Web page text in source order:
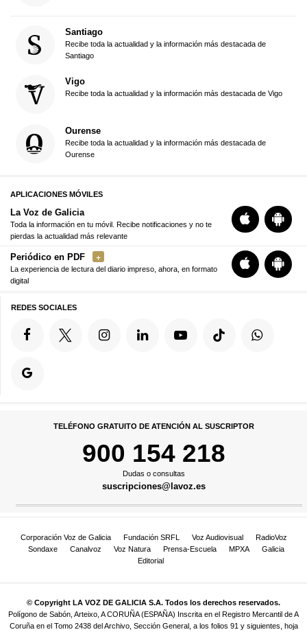
Santiago
Recibe toda la actualidad y la información más destacada de
Santiago
Vigo
Recibe toda la actualidad y la información más destacada de Vigo
Ourense
Recibe toda la actualidad y la información más destacada de
Ourense
APLICACIONES MÓVILES
La Voz de Galicia
Toda la información en tu móvil. Recibe notificaciones y no te
pierdas la actualidad más relevante
Periódico en PDF
La experiencia de lectura del diario impreso, ahora, en formato
digital
REDES SOCIALES
TELÉFONO GRATUITO DE ATENCIÓN AL SUSCRIPTOR
900 154 218
Dudas o consultas
suscripciones@lavoz.es
Corporación Voz de Galicia Fundación SRFL Voz Audiovisual
RadioVoz
Sondaxe
Canalvoz Voz Natura Prensa-Escuela MPXA
Galicia
Editorial
© Copyright LA VOZ DE GALICIA S.A. Todos los derechos reservados.
Polígono de Sabón, Arteixo, A CORUÑA (ESPAÑA) Inscrita en el Registro Mercantil de A
Coruña en el Tomo 2438 del Archivo, Sección General, a los folios 91 y siguientes, hoja